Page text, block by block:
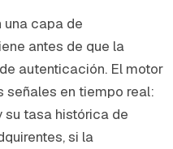
una capa de
antes de que la
autenticación. El motor
señales en tiempo real:
su tasa histórica de
si la